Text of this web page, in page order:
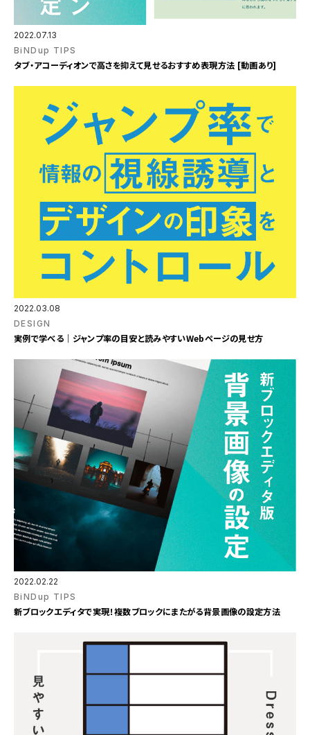
2022.07.13
BiNDup TIPS
タブ・アコーディオンで高さを抑えて見せるおすすめ表現方法 [動画あり]
2022.03.08
DESIGN
実例で学べる｜ジャンプ率の目安と読みやすいWebページの見せ方
2022.02.22
BiNDup TIPS
新ブロックエディタで実現！複数ブロックにまたがる背景画像の設定方法